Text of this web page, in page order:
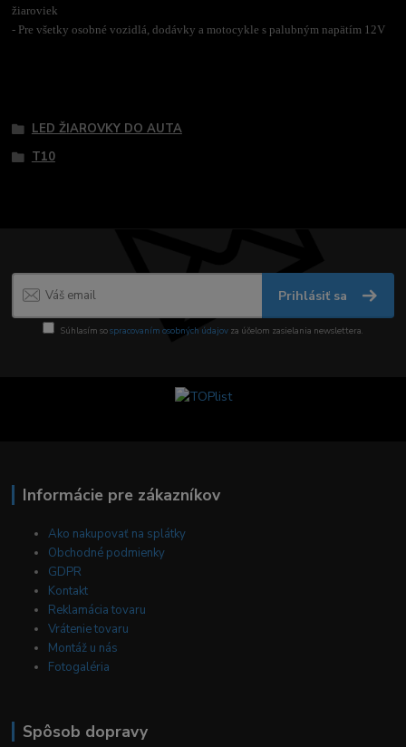
žiaroviek
- Pre všetky osobné vozidlá, dodávky a motocykle s palubným napätím 12V
LED ŽIAROVKY DO AUTA
T10
Prihlásiť sa
Súhlasím sospracovaním osobných údajov za účelom zasielania newslettera.
Informácie pre zákazníkov
Ako nakupovať na splátky
Obchodné podmienky
GDPR
Kontakt
Reklamácia tovaru
Vrátenie tovaru
Montáž u nás
Fotogaléria
Spôsob dopravy